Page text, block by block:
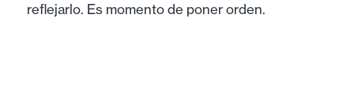
reflejarlo. Es momento de poner orden.